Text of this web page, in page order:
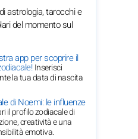
astrologia, tarocchi e
del momento sul
app per scoprire il
Inserisci
la tua data di nascita
di Noemi: le influenze
il profilo zodiacale di
creatività e una
emotiva.